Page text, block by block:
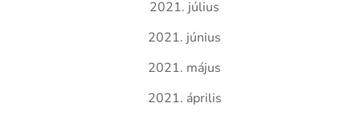
2021. július
2021. június
2021. május
2021. április